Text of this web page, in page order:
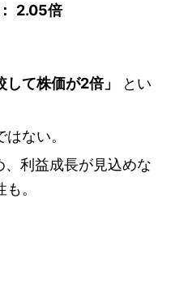
2.05倍
して株価が2倍」
とい
ない。
、利益成長が見込めな
。